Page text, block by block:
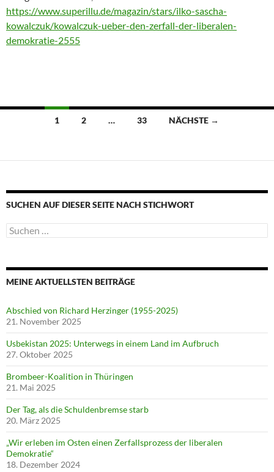
https://www.superillu.de/magazin/stars/ilko-sascha-
kowalczuk/kowalczuk-ueber-den-zerfall-der-liberalen-
demokratie-2555
Beitragsnavigation
1 2 … 33 NÄCHSTE →
SUCHEN AUF DIESER SEITE NACH STICHWORT
Suche
nach:
MEINE AKTUELLSTEN BEITRÄGE
Abschied von Richard Herzinger (1955-2025)
21. November 2025
Usbekistan 2025: Unterwegs in einem Land im Aufbruch
27. Oktober 2025
Brombeer-Koalition in Thüringen
21. Mai 2025
Der Tag, als die Schuldenbremse starb
20. März 2025
„Wir erleben im Osten einen Zerfallsprozess der liberalen
Demokratie“
18. Dezember 2024